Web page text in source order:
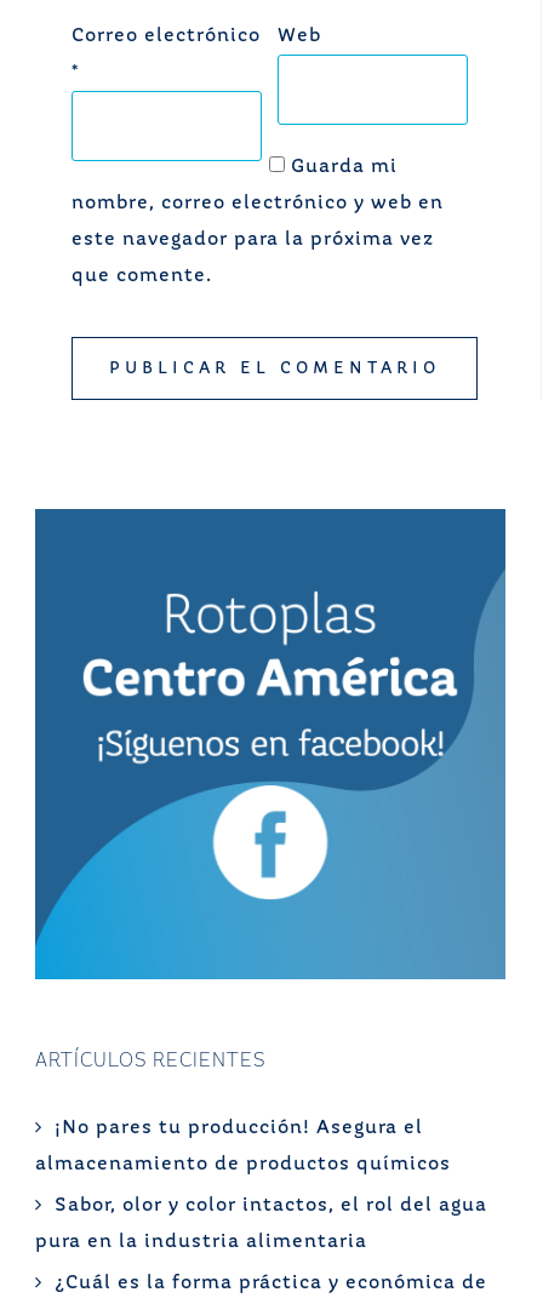
Correo electrónico
*
Web
Guarda mi
nombre, correo electrónico y web en
este navegador para la próxima vez
que comente.
ARTÍCULOS RECIENTES
¡No pares tu producción! Asegura el
almacenamiento de productos químicos
Sabor, olor y color intactos, el rol del agua
pura en la industria alimentaria
¿Cuál es la forma práctica y económica de